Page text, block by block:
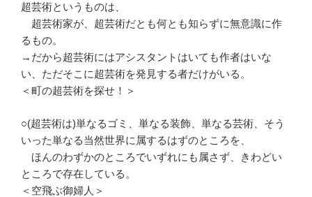
超芸術というものは、
超芸術家が、超芸術だとも何とも知らずに無意識に作
るもの。
→だから超芸術にはアシスタントはいても作者はいな
い、ただそこに超芸術を発見する者だけがいる。
＜町の超芸術を探せ！＞
○(超芸術は)単なるゴミ、単なる装飾、単なる芸術、そう
いった単なる当然世界に属するはずのところを、
ほんのわずかのところでいずれにも属さず、きわどい
ところで存在している。
＜空飛ぶ御婦人＞